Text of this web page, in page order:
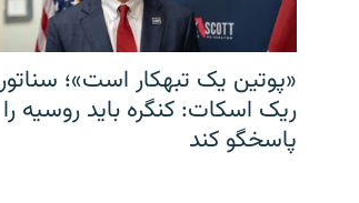
«پوتین یک تبهکار است»؛ سناتور
ریک اسکات: کنگره باید روسیه را
پاسخگو کند